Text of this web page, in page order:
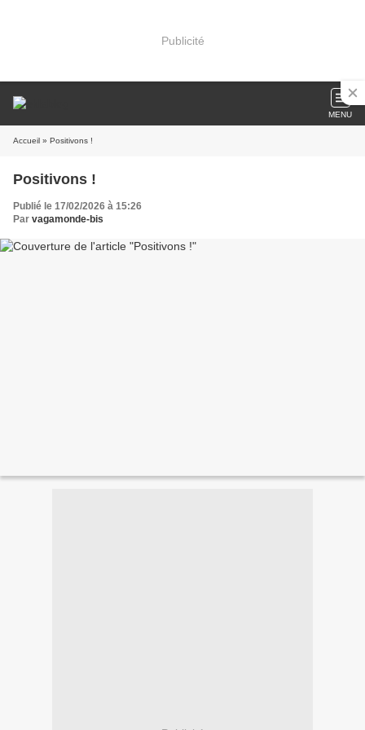
Publicité
MENU
Accueil » Positivons !
Positivons !
Publié le 17/02/2026 à 15:26
Par vagamonde-bis